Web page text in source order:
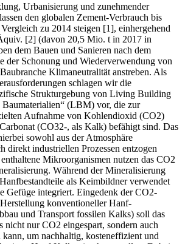
Urbanisierung und zunehmender
den globalen Zement-Verbrauch bis
zu 2014 steigen [1], einhergehend
[2] (davon 20,5 Mio. t in 2017 in
dem Bauen und Sanieren nach dem
der Schonung und Wiederverwendung von
Klimaneutralität anstreben. Als
schlagen wir die
Strukturgebung von Living Building
Baumaterialien“ (LBM) vor, die zur
Aufnahme von Kohlendioxid (CO2)
(CO32-, als Kalk) befähigt sind. Das
sowohl aus der Atmosphäre
direkt industriellen Prozessen entzogen
Mikroorganismen nutzen das CO2
Während der Mineralisierung
als Keimbildner verwendet
Gefüge integriert. Eingedenk der CO2-
konventioneller Hanf-
und Transport fossilen Kalks) soll das
nicht nur CO2 eingespart, sondern auch
um nachhaltig, kosteneffizient und